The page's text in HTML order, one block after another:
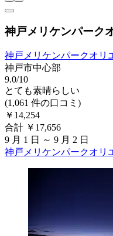
神戸メリケンパーク
神戸メリケンパークオリ
神戸市中心部
9.0/10
とても素晴らしい
(1,061 件の口コミ)
￥14,254
合計 ￥17,656
9 月 1 日 ～ 9 月 2 日
神戸メリケンパークオリ